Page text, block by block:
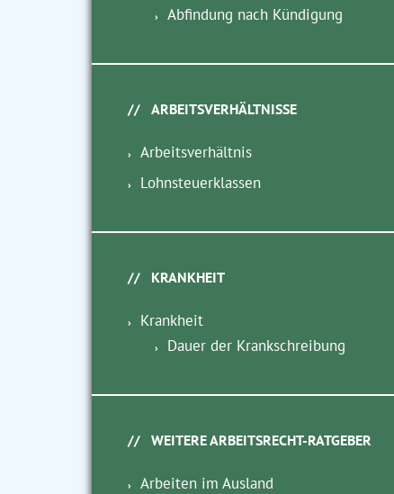
Abfindung nach Kündigung
ARBEITSVERHÄLTNISSE
Arbeitsverhältnis
Lohnsteuerklassen
KRANKHEIT
Krankheit
Dauer der Krankschreibung
WEITERE ARBEITSRECHT-RATGEBER
Arbeiten im Ausland